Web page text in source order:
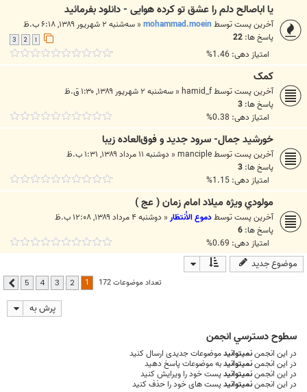
یا اباصالح دلم را عشق تو کرده هوایی - دانلود بفرمائید
آخرین پست توسطmohammad.moein
« سه‌شنبه ۲ شهریور ۱۳۸۹, ۶:۱۸ ب.ظ
پاسخ ها: 22
3
امتیاز دهی: 1.46%
کمک
آخرین پست توسطhamid_f
« سه‌شنبه ۲ شهریور ۱۳۸۹, ۱:۳۰ ق.ظ
پاسخ ها: 3
امتیاز دهی: 0.38%
خورشید جمال- سرود جدید و فوق‌العاده زیبا
آخرین پست توسطmanciple
« دوشنبه ۱۱ مرداد ۱۳۸۹, ۱:۳۱ ب.ظ
پاسخ ها: 3
امتیاز دهی: 1.15%
مولودي ويژه ميلاد امام زمان ( عج )
آخرین پست توسطدموع الأنتظار« دوشنبه ۴ مرداد ۱۳۸۹, ۱۲:۰۸ ب.ظ
پاسخ ها: 6
امتیاز دهی: 0.69%
موضوع جدید
تعداد موضوعات 172 2
3
4
5 بعدی
پرش به
سطوح دسترسي انجمن
در این انجمننمیتوانیدموضوعات جدیدی ارسال کنید
در این انجمننمیتوانیدبه موضوعات پاسخ دهید
در این انجمننمیتوانیدپست خود را ویرایش کنید
در این انجمننمیتوانیدپست های خود را حذف کنید